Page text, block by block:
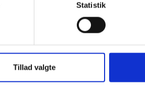
Statistik
Tillad valgte